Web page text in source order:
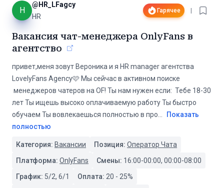
H
@ HR_LFagcy
HR
Гарячее
Вакансия чат-менеджера OnlyFans в
агентство
привет,меня зовут Вероника и я HR manager агентства
LovelyFans Agency🩷 Мы сейчас в активном поиске
менеджеров чатеров на OF! Ты нам нужен если: Тебе 18-30
лет Ты ищешь высоко оплачиваемую работу Ты быстро
обучаем Ты вовлекаешься полностью в про
Показать
полностью
Категория: Вакансии Позиция: Оператор Чата
Платформа: OnlyFans Смены: 16:00-00:00, 00:00-08:00
График: 5/2, 6/1 Оплата: 20 - 25%